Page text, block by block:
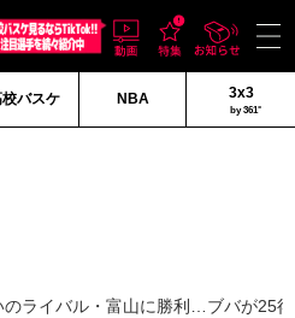
校バスケ NBA 3x3
by 361°
のライバル・富山に勝利…ブバが25